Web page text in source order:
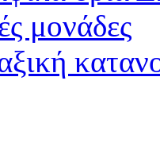
μονάδες